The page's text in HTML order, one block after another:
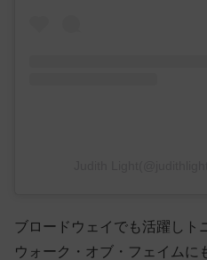
ブロードウェイでも活躍しト
ウォーク・オブ・フェイムに